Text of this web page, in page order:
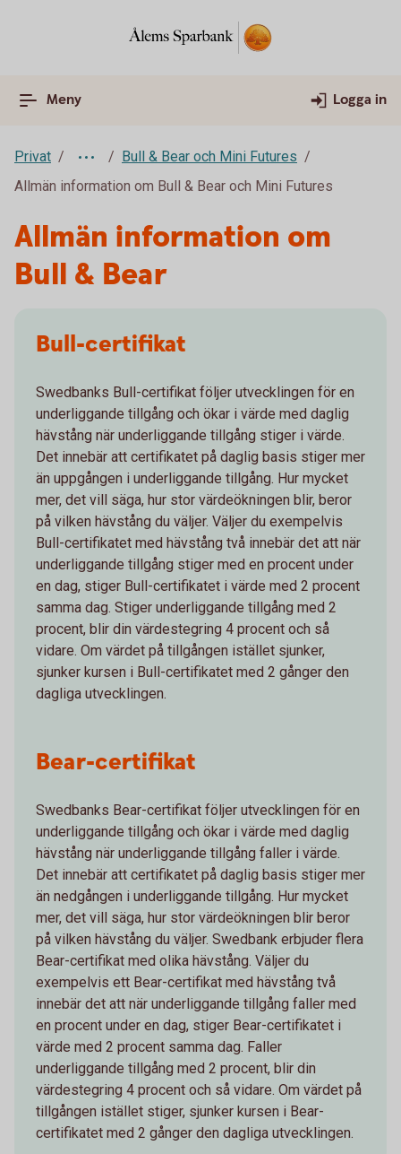
Meny Logga in
Privat
Bull & Bear och Mini Futures
Allmän information om Bull & Bear och Mini Futures
Allmän information om
Bull & Bear
Bull-certifikat
Swedbanks Bull-certifikat följer utvecklingen för en
underliggande tillgång och ökar i värde med daglig
hävstång när underliggande tillgång stiger i värde.
Det innebär att certifikatet på daglig basis stiger mer
än uppgången i underliggande tillgång. Hur mycket
mer, det vill säga, hur stor värdeökningen blir, beror
på vilken hävstång du väljer. Väljer du exempelvis
Bull-certifikatet med hävstång två innebär det att när
underliggande tillgång stiger med en procent under
en dag, stiger Bull-certifikatet i värde med 2 procent
samma dag. Stiger underliggande tillgång med 2
procent, blir din värdestegring 4 procent och så
vidare. Om värdet på tillgången istället sjunker,
sjunker kursen i Bull-certifikatet med 2 gånger den
dagliga utvecklingen.
Bear-certifikat
Swedbanks Bear-certifikat följer utvecklingen för en
underliggande tillgång och ökar i värde med daglig
hävstång när underliggande tillgång faller i värde.
Det innebär att certifikatet på daglig basis stiger mer
än nedgången i underliggande tillgång. Hur mycket
mer, det vill säga, hur stor värdeökningen blir beror
på vilken hävstång du väljer. Swedbank erbjuder flera
Bear-certifikat med olika hävstång. Väljer du
exempelvis ett Bear-certifikat med hävstång två
innebär det att när underliggande tillgång faller med
en procent under en dag, stiger Bear-certifikatet i
värde med 2 procent samma dag. Faller
underliggande tillgång med 2 procent, blir din
värdestegring 4 procent och så vidare. Om värdet på
tillgången istället stiger, sjunker kursen i Bear-
certifikatet med 2 gånger den dagliga utvecklingen.